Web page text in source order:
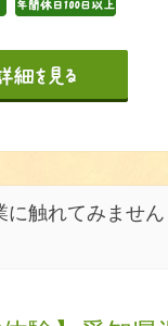
に触れてみません